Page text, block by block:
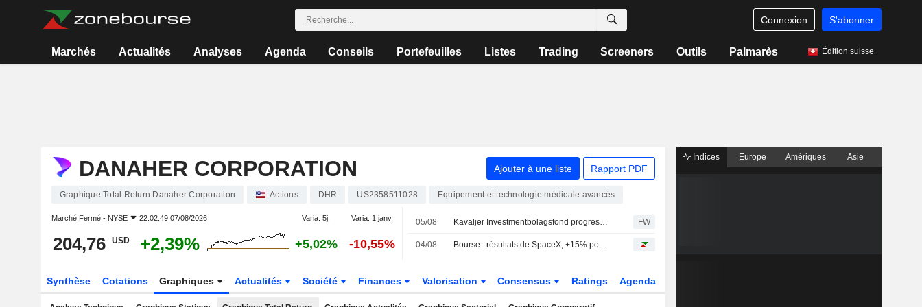
Connexion S'abonner
Marchés Actualités Analyses Agenda Conseils Portefeuilles Listes Trading Screeners Outils Palmarès Édition suisse
DANAHER CORPORATION Ajouter à une liste Rapport PDF
Graphique Total Return Danaher Corporation Actions DHR US2358511028 Equipement et technologie médicale avancés
Marché Fermé - NYSE 22:02:49 07/08/2026 Varia. 5j. Varia. 1 janv.
204,76 USD +2,39% +5,02% -10,55%
05/08 Kavaljer Investmentbolagsfond progresse de 2,8 % en juillet – Microsoft, Thermo Fisher et Ratos principaux contributeurs FW
04/08 Bourse : résultats de SpaceX, +15% pour Palantir, 30 à 40 MdsUSD pour Shein
Synthèse Cotations Graphiques Actualités Société Finances Valorisation Consensus Ratings Agenda
Indices Europe Amériques Asie